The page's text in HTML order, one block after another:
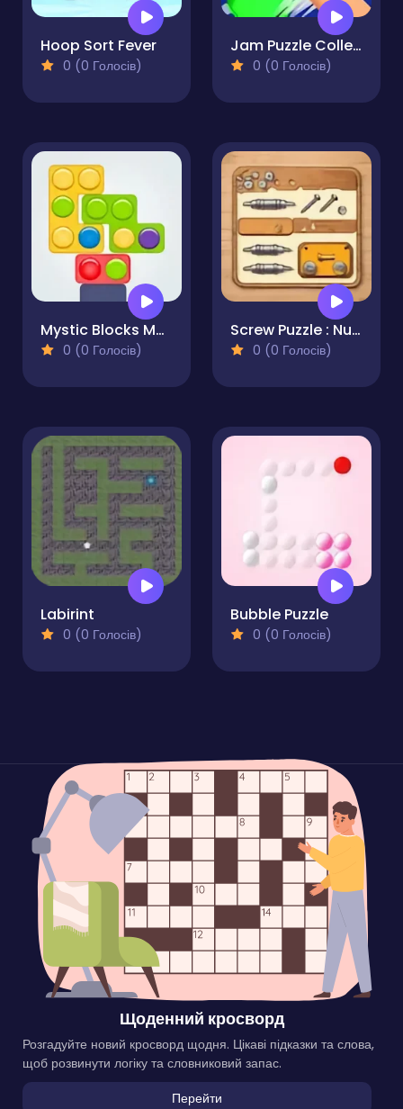
Hoop Sort Fever
0 (0 Голосів)
Jam Puzzle Collection
0 (0 Голосів)
Mystic Blocks Match
0 (0 Голосів)
Screw Puzzle : Nuts & Bolts
0 (0 Голосів)
Labirint
0 (0 Голосів)
Bubble Puzzle
0 (0 Голосів)
Щоденний кросворд
Розгадуйте новий кросворд щодня. Цікаві підказки та слова,
щоб розвинути логіку та словниковий запас.
Перейти